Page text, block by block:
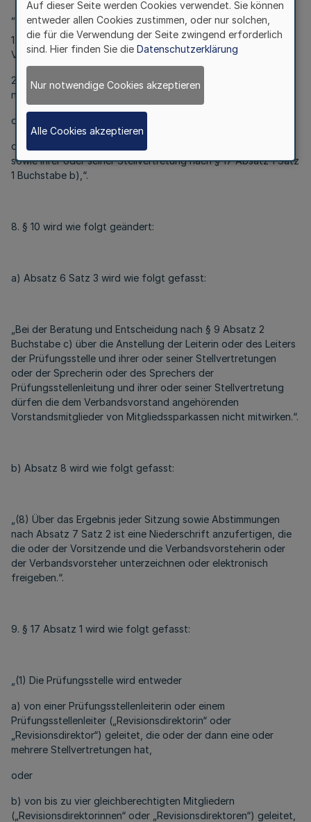
„c) die Anstellung
1. der Verbandsgeschäftsführerin oder des
Verbandsgeschäftsführers und
2. der Leitung der Prüfungsstelle sowie ihrer Stellvertretung
nach § 17 Absatz 1 Satz 1 Buchstabe a)
oder
der Sprecherin oder des Sprechers der Prüfungsstellenleitung
sowie ihrer oder seiner Stellvertretung nach § 17 Absatz 1 Satz
1 Buchstabe b),“.
8. § 10 wird wie folgt geändert:
a) Absatz 6 Satz 3 wird wie folgt gefasst:
„Bei der Beratung und Entscheidung nach § 9 Absatz 2
Buchstabe c) über die Anstellung der Leiterin oder des Leiters
der Prüfungsstelle und ihrer oder seiner Stellvertretungen
oder der Sprecherin oder des Sprechers der
Prüfungsstellenleitung und ihrer oder seiner Stellvertretung
dürfen die dem Verbandsvorstand angehörenden
Vorstandsmitglieder von Mitgliedssparkassen nicht mitwirken.“.
b) Absatz 8 wird wie folgt gefasst:
„(8) Über das Ergebnis jeder Sitzung sowie Abstimmungen
nach Absatz 7 Satz 2 ist eine Niederschrift anzufertigen, die
die oder der Vorsitzende und die Verbandsvorsteherin oder
der Verbandsvorsteher unterzeichnen oder elektronisch
freigeben.“.
9. § 17 Absatz 1 wird wie folgt gefasst:
„(1) Die Prüfungsstelle wird entweder
a) von einer Prüfungsstellenleiterin oder einem
Prüfungsstellenleiter („Revisionsdirektorin“ oder
„Revisionsdirektor“) geleitet, die oder der dann eine oder
mehrere Stellvertretungen hat,
oder
b) von bis zu vier gleichberechtigten Mitgliedern
(„Revisionsdirektorinnen“ oder „Revisionsdirektoren“) geleitet,
Auf dieser Seite werden Cookies verwendet. Sie können
entweder allen Cookies zustimmen, oder nur solchen,
die für die Verwendung der Seite zwingend erforderlich
sind. Hier finden Sie die Datenschutzerklärung
Nur notwendige Cookies akzeptieren
Alle Cookies akzeptieren